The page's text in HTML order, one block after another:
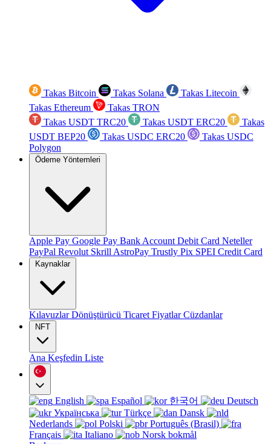
Takas Bitcoin Takas Solana
Takas Litecoin
Takas Ethereum
Takas TRON
Takas USDT TRC20
Takas USDT ERC20
Takas
USDT BEP20
Takas USDC ERC20
Takas USDC
Polygon
Ödeme Yöntemleri
Apple Pay Google Pay Bank Account Debit Card Neteller
PayPal Revolut Skrill AstroPay Trustly Pix SPEI Credit Card
Kaynaklar
KılavuzlarDönüştürücü Ticaret FiyatlarCüzdanlar
NFT
Ana Keşfedin Liste
English Español 한국어
Deutsch
Українська
Türkçe
Dansk
Nederlands
Polski
Português (Brasil)
Français
Italiano
Norsk bokmål